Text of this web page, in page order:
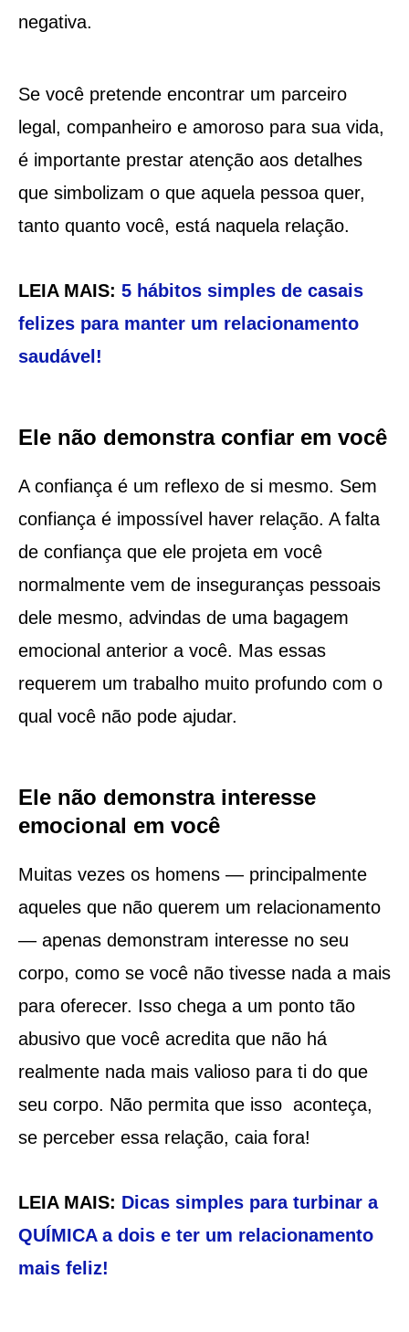
negativa.
Se você pretende encontrar um parceiro
legal, companheiro e amoroso para sua vida,
é importante prestar atenção aos detalhes
que simbolizam o que aquela pessoa quer,
tanto quanto você, está naquela relação.
LEIA MAIS: 5 hábitos simples de casais
felizes para manter um relacionamento
saudável!
Ele não demonstra confiar em você
A confiança é um reflexo de si mesmo. Sem
confiança é impossível haver relação. A falta
de confiança que ele projeta em você
normalmente vem de inseguranças pessoais
dele mesmo, advindas de uma bagagem
emocional anterior a você. Mas essas
requerem um trabalho muito profundo com o
qual você não pode ajudar.
Ele não demonstra interesse
emocional em você
Muitas vezes os homens — principalmente
aqueles que não querem um relacionamento
— apenas demonstram interesse no seu
corpo, como se você não tivesse nada a mais
para oferecer. Isso chega a um ponto tão
abusivo que você acredita que não há
realmente nada mais valioso para ti do que
seu corpo. Não permita que isso aconteça,
se perceber essa relação, caia fora!
LEIA MAIS: Dicas simples para turbinar a
QUÍMICA a dois e ter um relacionamento
mais feliz!